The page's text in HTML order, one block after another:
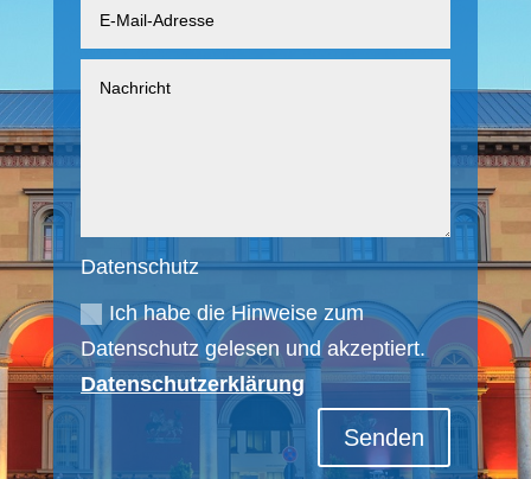
Datenschutz
Ich habe die Hinweise zum
Datenschutz gelesen und akzeptiert.
Datenschutzerklärung
Senden